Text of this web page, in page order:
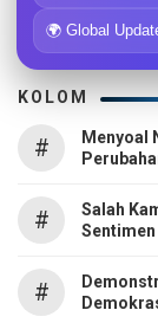
🌍 Global
KOLOM
#
Menyoal
#
Salah
#